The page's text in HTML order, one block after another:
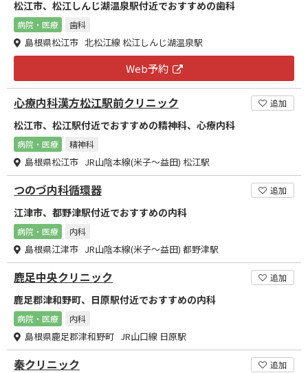
松江市、松江しんじ湖温泉駅付近でおすすめの歯科
病院・医療 歯科
島根県松江市 北松江線 松江しんじ湖温泉駅
Web予約
心療内科漢方松江駅前クリニック 追加
松江市、松江駅付近でおすすめの精神科、心療内科
病院・医療 精神科
島根県松江市 JR山陰本線(米子～益田) 松江駅
つのづ内科循環器 追加
江津市、都野津駅付近でおすすめの内科
病院・医療 内科
島根県江津市 JR山陰本線(米子～益田) 都野津駅
鹿足中央クリニック 追加
鹿足郡津和野町、日原駅付近でおすすめの内科
病院・医療 内科
島根県鹿足郡津和野町 JR山口線 日原駅
秦クリニック 追加